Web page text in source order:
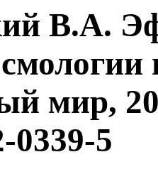
В.А.
мир,
0339-5